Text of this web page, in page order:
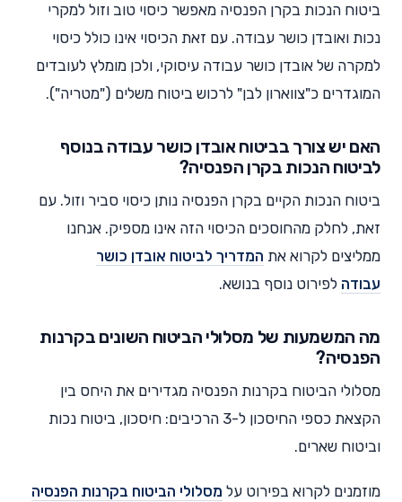
ביטוח הנכות בקרן הפנסיה מאפשר כיסוי טוב וזול למקרי
נכות ואובדן כושר עבודה. עם זאת הכיסוי אינו כולל כיסוי
למקרה של אובדן כושר עבודה עיסוקי, ולכן מומלץ לעובדים
המוגדרים כ"צווארון לבן" לרכוש ביטוח משלים ("מטריה").
האם יש צורך בביטוח אובדן כושר עבודה בנוסף
לביטוח הנכות בקרן הפנסיה?
ביטוח הנכות הקיים בקרן הפנסיה נותן כיסוי סביר וזול. עם
זאת, לחלק מהחוסכים הכיסוי הזה אינו מספיק. אנחנו
ממליצים לקרוא את המדריך לביטוח אובדן כושר
עבודה לפירוט נוסף בנושא.
מה המשמעות של מסלולי הביטוח השונים בקרנות
הפנסיה?
מסלולי הביטוח בקרנות הפנסיה מגדירים את היחס בין
הקצאת כספי החיסכון ל-3 הרכיבים: חיסכון, ביטוח נכות
וביטוח שארים.
מוזמנים לקרוא בפירוט על מסלולי הביטוח בקרנות הפנסיה